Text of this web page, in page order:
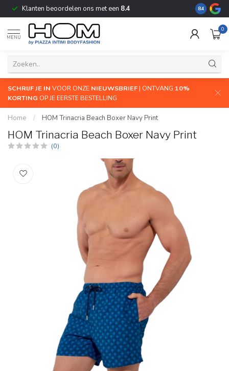
Klanten beoordelen ons met een 8.4 De
8.4
MENU
0
SCHRIJF JE IN VOOR ONZE NIEUWSBRIEF| ONTVANG 10%
KORTING OP JE EERSTE BESTELLING
Home / HOM Trinacria Beach Boxer Navy Print
HOM Trinacria Beach Boxer Navy Print
(0)